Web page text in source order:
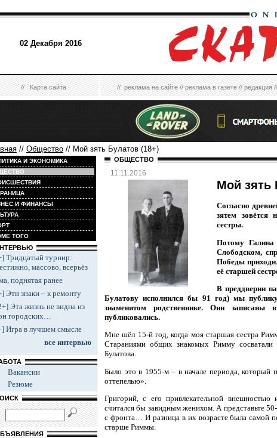
02 Декабря 2016
//Карта сайта //реклама на сайте//реклама в газете//редакция
// Общество // Мой зять Булатов (18+)
И ЭКОНОМИКА
И ФИНАНСЫ
ТОГО
Тридцатый турнир:
массово, всерьёз
поднятая ранее
Эти знаки – к ремонту
Эта жизнь не видна из
городских…
Игра в лучшем смысле
все интервью
Вакансии
Резюме
ОБЩЕСТВО
11.11.2016
Мой зять
Согласно
зятем
сестры.
Потому
Слободском,
Победы
её старшей
В преддверии
Булатову исполнился бы 91 год) мы
знаменитом родственнике. Они
публиковались.
Мне шёл 15-й год, когда моя старшая сестра
Стараниями общих знакомых Римму сосватали
Булатова.
Было это в 1955-м – в начале периода, который
оттепелью».
Григорий, с его привлекательной
считался бы завидным женихом. А представьте
с фронта… И разница в их возрасте была самой
старше Риммы.